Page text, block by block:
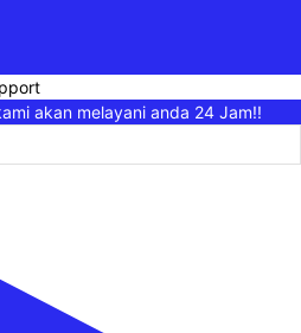
akan melayani anda 24 Jam!!